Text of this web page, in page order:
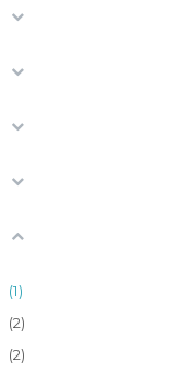
(1)
(2)
(2)